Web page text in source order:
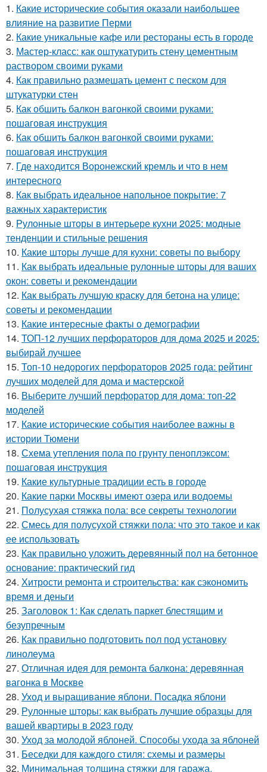
1. Какие исторические события оказали наибольшее
влияние на развитие Перми
2. Какие уникальные кафе или рестораны есть в городе
3. Мастер-класс: как оштукатурить стену цементным
раствором своими руками
4. Как правильно размешать цемент с песком для
штукатурки стен
5. Как обшить балкон вагонкой своими руками:
пошаговая инструкция
6. Как обшить балкон вагонкой своими руками:
пошаговая инструкция
7. Где находится Воронежский кремль и что в нем
интересного
8. Как выбрать идеальное напольное покрытие: 7
важных характеристик
9. Рулонные шторы в интерьере кухни 2025: модные
тенденции и стильные решения
10. Какие шторы лучше для кухни: советы по выбору
11. Как выбрать идеальные рулонные шторы для ваших
окон: советы и рекомендации
12. Как выбрать лучшую краску для бетона на улице:
советы и рекомендации
13. Какие интересные факты о демографии
14. ТОП-12 лучших перфораторов для дома 2025 и 2025:
выбирай лучшее
15. Топ-10 недорогих перфораторов 2025 года: рейтинг
лучших моделей для дома и мастерской
16. Выберите лучший перфоратор для дома: топ-22
моделей
17. Какие исторические события наиболее важны в
истории Тюмени
18. Схема утепления пола по грунту пеноплэксом:
пошаговая инструкция
19. Какие культурные традиции есть в городе
20. Какие парки Москвы имеют озера или водоемы
21. Полусухая стяжка пола: все секреты технологии
22. Смесь для полусухой стяжки пола: что это такое и как
ее использовать
23. Как правильно уложить деревянный пол на бетонное
основание: практический гид
24. Хитрости ремонта и строительства: как сэкономить
время и деньги
25. Заголовок 1: Как сделать паркет блестящим и
безупречным
26. Как правильно подготовить пол под установку
линолеума
27. Отличная идея для ремонта балкона: деревянная
вагонка в Москве
28. Уход и выращивание яблони. Посадка яблони
29. Рулонные шторы: как выбрать лучшие образцы для
вашей квартиры в 2023 году
30. Уход за молодой яблоней. Способы ухода за яблоней
31. Беседки для каждого стиля: схемы и размеры
32. Минимальная толщина стяжки для гаража.